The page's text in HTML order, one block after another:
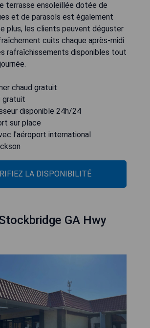
terrasse ensoleillée dotée de
et de parasols est également
plus, les clients peuvent déguster
cuits chaque après-midi
rafraîchissements disponibles tout
chaud gratuit
gratuit
disponible 24h/24
sur place
l'aéroport international
LA DISPONIBILITÉ
GA Hwy